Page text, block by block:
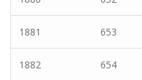
1881 653
1882 654